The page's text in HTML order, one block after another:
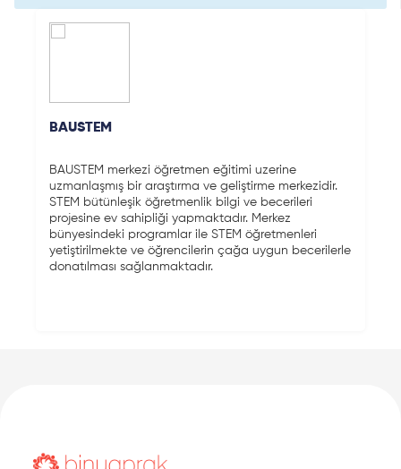
BAUSTEM
BAUSTEM merkezi öğretmen eğitimi uzerine
uzmanlaşmış bir araştırma ve geliştirme merkezidir.
STEM bütünleşik öğretmenlik bilgi ve becerileri
projesine ev sahipliği yapmaktadır. Merkez
bünyesindeki programlar ile STEM öğretmenleri
yetiştirilmekte ve öğrencilerin çağa uygun becerilerle
donatılması sağlanmaktadır.